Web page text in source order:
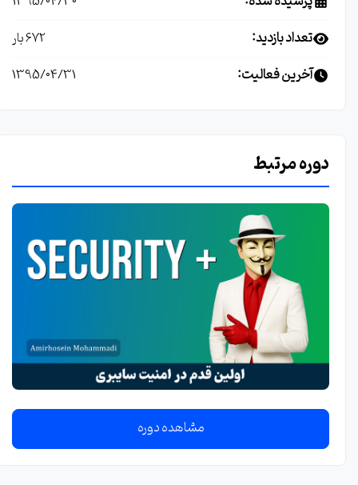
تعداد بازدید: 672 بار
آخرین فعالیت: 1395/04/31
دوره مرتبط
مشاهده دوره